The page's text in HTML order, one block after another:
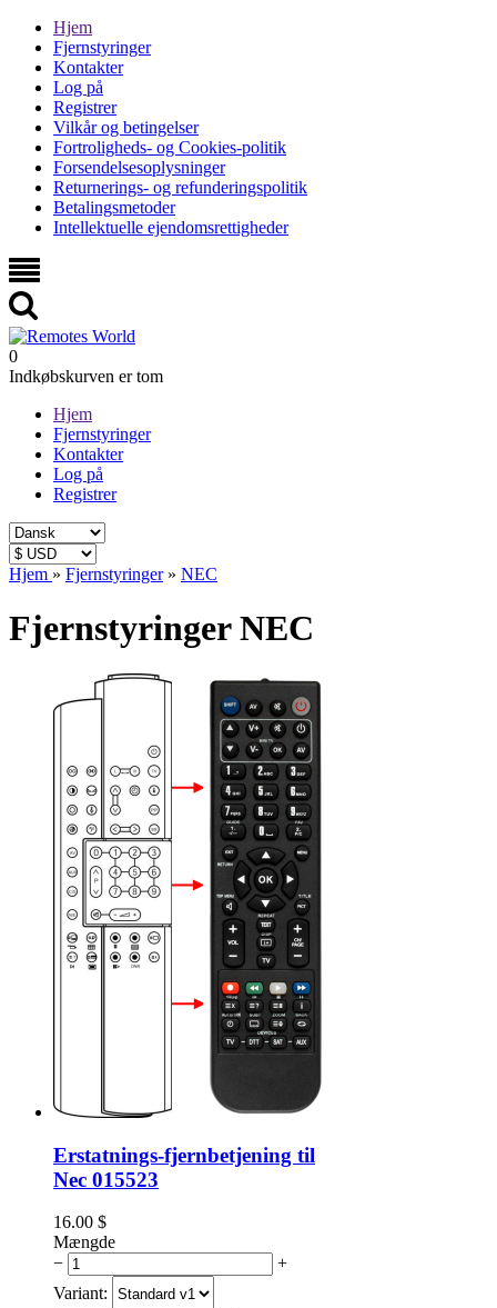
Hjem
Fjernstyringer
Kontakter
Log på
Registrer
Vilkår og betingelser
Fortroligheds- og Cookies-politik
Forsendelsesoplysninger
Returnerings- og refunderingspolitik
Betalingsmetoder
Intellektuelle ejendomsrettigheder
0
Indkøbskurven er tom
Hjem
Fjernstyringer
Kontakter
Log på
Registrer
Hjem » Fjernstyringer » NEC
Fjernstyringer NEC
Erstatnings-fjernbetjening til
Nec 015523
16.00 $
Mængde
−
+
Variant: